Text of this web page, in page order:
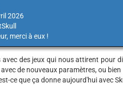
2026
merci à eux !
des jeux qui nous attirent pour
de nouveaux paramètres, ou
ce que ça donne aujourd'hui avec